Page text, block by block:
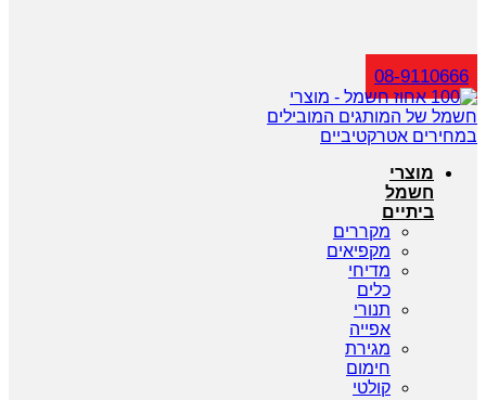
חיפוש
08-9110666
מוצרי
חשמל
ביתיים
מקררים
מקפיאים
מדיחי
כלים
תנורי
אפייה
מגירת
חימום
קולטי